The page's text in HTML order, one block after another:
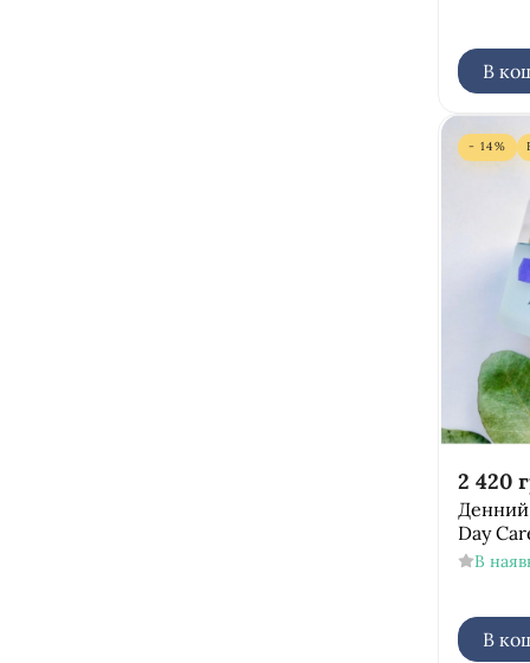
В
- 14%
2 420
Day
В
В